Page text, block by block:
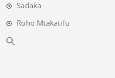
Sadaka
Roho Mtakatifu